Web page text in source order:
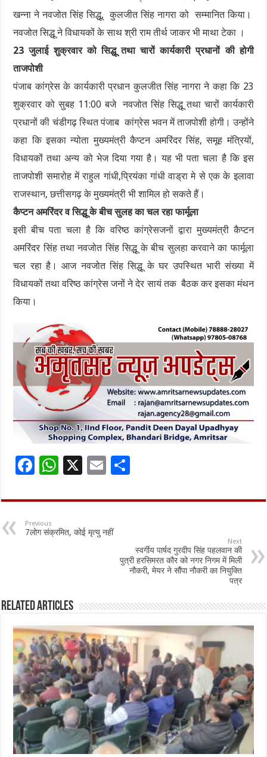
खन्ना ने नवजोत सिंह सिद्धू, कुलजीत सिंह नागरा को सम्मानित किया।
नवजोत सिद्धू ने विधायकों के साथ श्री राम तीर्थ जाकर भी माथा टेका ।
23 जुलाई शुक्रवार को सिद्धू तथा चारों कार्यकारी प्रधानों की होगी
ताजपोशी
पंजाब कांग्रेस के कार्यकारी प्रधान कुलजीत सिंह नागरा ने कहा कि 23
शुक्रवार को सुबह 11:00 बजे नवजोत सिंह सिद्धू तथा चारों कार्यकारी
प्रधानों की चंडीगढ़ स्थित पंजाब कांग्रेस भवन में ताजपोशी होगी। उन्होंने
कहा कि इसका न्योता मुख्यमंत्री कैप्टन अमरिंदर सिंह, समूह मंत्रियों,
विधायकों तथा अन्य को भेज दिया गया है। यह भी पता चला है कि इस
ताजपोशी समारोह में राहुल गांधी,प्रियंका गांधी वाड्रा मे से एक के इलावा
राजस्थान, छत्तीसगढ़ के मुख्यमंत्री भी शामिल हो सकते हैं।
कैप्टन अमरिंदर व सिद्धू के बीच सुलह का चल रहा फार्मूला
इसी बीच पता चला है कि वरिष्ठ कांग्रेसजनों द्वारा मुख्यमंत्री कैप्टन
अमरिंदर सिंह तथा नवजोत सिंह सिद्धू के बीच सुलहा करवाने का फार्मूला
चल रहा है। आज नवजोत सिंह सिद्धू के घर उपस्थित भारी संख्या में
विधायकों तथा वरिष्ठ कांग्रेस जनों ने देर सायं तक बैठक कर इसका मंथन
किया।
F
e
b
o
W
at
sA
p
X
E
ai
l
ar
Previous
7लोग संक्रमित, कोई मृत्यु नहीं
Next
स्वर्गीय पार्षद गुरदीप सिंह पहलवान की
पुत्री हरसिमरत कौर को नगर निगम में मिली
नौकरी, मेयर ने सौंपा नौकरी का नियुक्ति
पत्र
Related Articles